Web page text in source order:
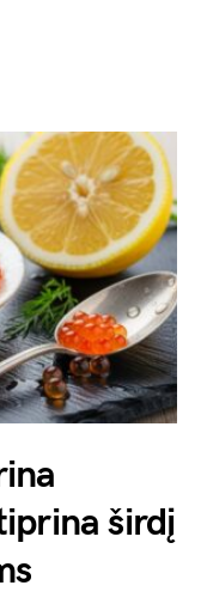
širdį